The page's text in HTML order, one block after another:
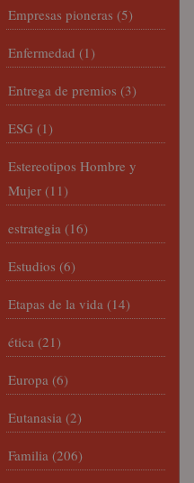
Empresas pioneras (5)
Enfermedad (1)
Entrega de premios (3)
ESG (1)
Estereotipos Hombre y
Mujer (11)
estrategia (16)
Estudios (6)
Etapas de la vida (14)
ética (21)
Europa (6)
Eutanasia (2)
Familia (206)